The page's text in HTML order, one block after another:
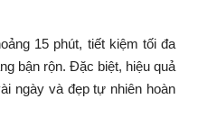
15 phút, tiết kiệm tối đa
bận rộn. Đặc biệt, hiệu quả
ngày và đẹp tự nhiên hoàn